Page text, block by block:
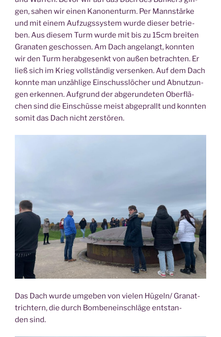
gen, sahen wir einen Kano­nen­turm. Per Mann­stär­ke
und mit einem Auf­zugs­sys­tem wur­de die­ser betrie­
ben. Aus die­sem Turm wur­de mit bis zu 15cm brei­ten
Gra­na­ten geschos­sen. Am Dach ange­langt, konn­ten
wir den Turm her­ab­ge­senkt von außen betrach­ten. Er
ließ sich im Krieg voll­stän­dig ver­sen­ken. Auf dem Dach
konn­te man unzäh­li­ge Ein­schuss­lö­cher und Abnut­zun­
gen erken­nen. Auf­grund der abge­run­de­ten Ober­flä­
chen sind die Ein­schüs­se meist abge­prallt und konn­ten
somit das Dach nicht zerstören.
Das Dach wur­de umge­ben von vie­len Hügeln/ Gra­nat­
trich­tern, die durch Bom­ben­ein­schlä­ge ent­stan­
den sind.